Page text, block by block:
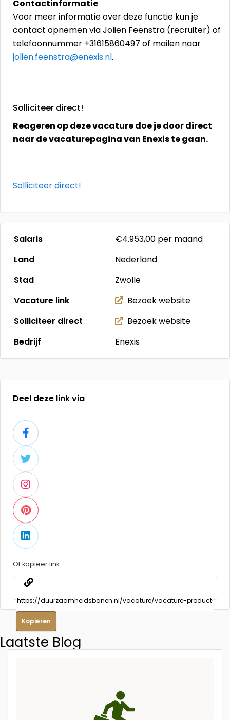
Contactinformatie
Voor meer informatie over deze functie kun je
contact opnemen via Jolien Feenstra (recruiter) of
telefoonnummer +31615860497 of mailen naar
jolien.feenstra@enexis.nl.
Solliciteer direct!
Reageren op deze vacature doe je door direct
naar de vacaturepagina van Enexis te gaan.
Solliciteer direct!
Salaris €4.953,00 per maand
Land
Nederland
Stad
Zwolle
Vacature link
Bezoek website
Solliciteer direct
Bezoek website
Bedrijf
Enexis
Deel deze link via
Of kopieer link
Kopiëren
Laatste Blog